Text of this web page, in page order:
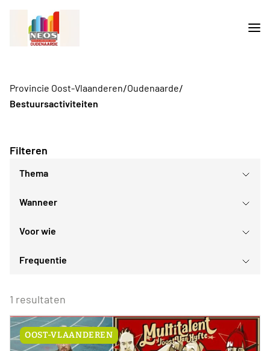
Provincie Oost-Vlaanderen/Oudenaarde/
Bestuursactiviteiten
Filteren
Thema
Oost-Vlaanderen
Wanneer
ma
3
10
11 12 13 14 15
16
17
18 19 20 21 22
23
24
25 26 27 28 29
30
Voor wie
Voor iedereen
Voor Neos leden van de eigen afdeling
Frequentie
Wederkerend
1 resultaten
OOST-VLAANDEREN